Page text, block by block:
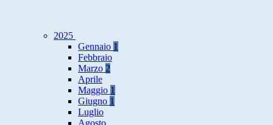
2025
Gennaio 1
Febbraio
Marzo 2
Aprile
Maggio 1
Giugno 1
Luglio